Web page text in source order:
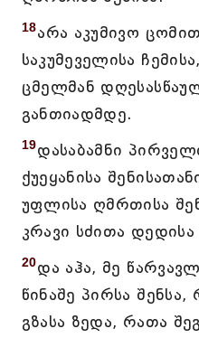
18არა აკუმივო
საკუმეველისა
ცმელმან
განთიადმდე.
19დასაბამნი
ქუეყანისა
უფლისა ღმრთისა
კრავი სძითა დედისა
20და აჰა, მე
წინაშე პირსა
გზასა ზედა, რათა